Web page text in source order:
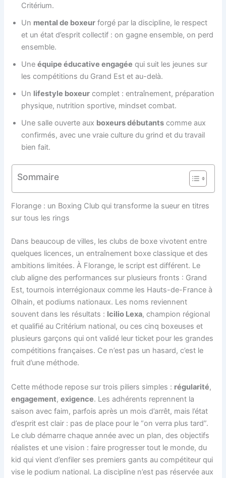
Critérium.
Un mental de boxeur forgé par la discipline, le respect
et un état d’esprit collectif : on gagne ensemble, on perd
ensemble.
Uneéquipe éducative engagée qui suit les jeunes sur
les compétitions du Grand Est et au-delà.
Un lifestyle boxeur complet : entraînement, préparation
physique, nutrition sportive, mindset combat.
Une salle ouverte aux boxeurs débutants comme aux
confirmés, avec une vraie culture du grind et du travail
bien fait.
Sommaire
Florange : un Boxing Club qui transforme la sueur en titres
sur tous les rings
Dans beaucoup de villes, les clubs de boxe vivotent entre
quelques licences, un entraînement boxe classique et des
ambitions limitées. À Florange, le script est différent. Le
club aligne des performances sur plusieurs fronts : Grand
Est, tournois interrégionaux comme les Hauts-de-France à
Olhain, et podiums nationaux. Les noms reviennent
souvent dans les résultats : Icilio Lexa, champion régional
et qualifié au Critérium national, ou ces cinq boxeuses et
plusieurs garçons qui ont validé leur ticket pour les grandes
compétitions françaises. Ce n’est pas un hasard, c’est le
fruit d’une méthode.
Cette méthode repose sur trois piliers simples : régularité,
engagement,exigence. Les adhérents reprennent la
saison avec faim, parfois après un mois d’arrêt, mais l’état
d’esprit est clair : pas de place pour le “on verra plus tard”.
Le club démarre chaque année avec un plan, des objectifs
réalistes et une vision : faire progresser tout le monde, du
kid qui vient d’enfiler ses premiers gants au compétiteur qui
vise le podium national. La discipline n’est pas réservée aux